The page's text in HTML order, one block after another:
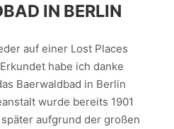
IN BERLIN
auf einer Lost Places
habe ich danke
Baerwaldbad in Berlin
wurde bereits 1901
aufgrund der großen